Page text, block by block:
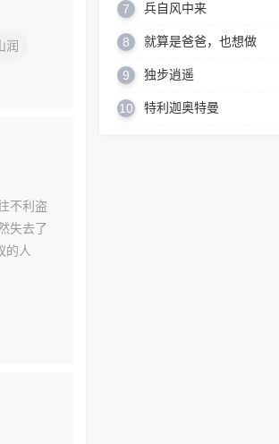
润
不利盗
失去了
的人
7 兵自风中来
8 就算是爸爸，也想做
9 独步逍遥
10 特利迦奥特曼